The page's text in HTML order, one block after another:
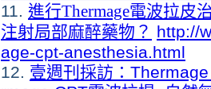
11. 進行Thermage電波拉皮
注射局部麻醉藥物？ http://
age-cpt-anesthesia.html
12. 壹週刊採訪：